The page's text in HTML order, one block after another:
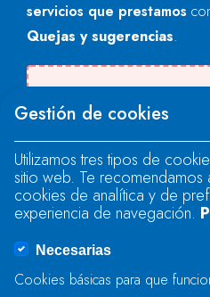
servicios que prestamos
Quejas y sugerencias.
"text" field.
There was an error
"text" field.
There was an error
Gestión de cookies
Utilizamos tres tipos de
sitio web. Te recomendamos
cookies de analítica y de
experiencia de navegación.
Necesarias
Cookies básicas para que